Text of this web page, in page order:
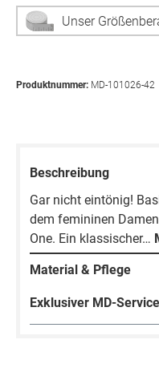
Unser
Produktnummer: MD-101026-42
Beschreibung
Gar nicht eintönig!
dem femininen
One. Ein klassischer…
Material & Pflege
Exklusiver MD-Service